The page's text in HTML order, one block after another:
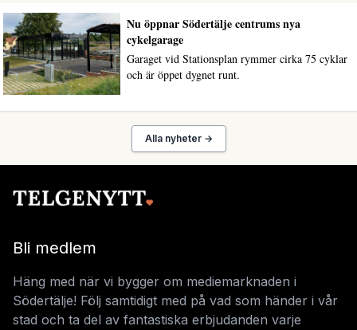
Nu öppnar Södertälje centrums nya
cykelgarage
Garaget vid Stationsplan rymmer cirka 75 cyklar
och är öppet dygnet runt.
Alla nyheter →
Bli medlem
Häng med när vi bygger om mediemarknaden i
Södertälje! Följ samtidigt med på vad som händer i vår
stad och ta del av fantastiska erbjudanden varje